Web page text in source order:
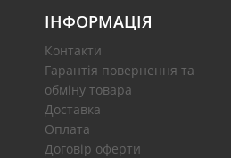
ІНФОРМАЦІЯ
Контакти
Гарантія повернення та
обміну товара
Доставка
Оплата
Договір оферти